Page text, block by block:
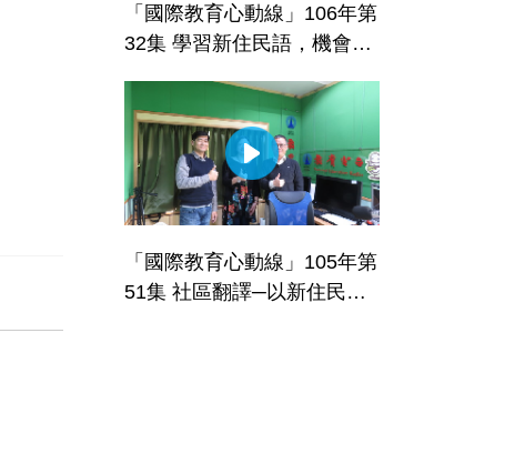
「國際教育心動線」106年第
32集 學習新住民語，機會想
「國際教育心動線」105年第
51集 社區翻譯─以新住民語